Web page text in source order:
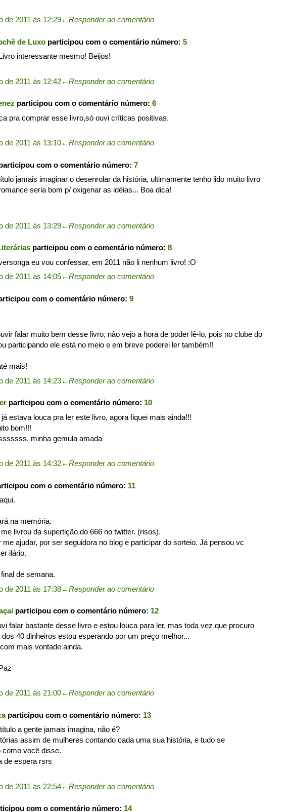
de 2011 às 12:29←Responder ao comentário
de Luxo participou com o comentário número: 5
interessante mesmo! Beijos!
de 2011 às 12:42←Responder ao comentário
participou com o comentário número: 6
pra comprar esse livro,só ouvi críticas positivas.
de 2011 às 13:10←Responder ao comentário
com o comentário número: 7
jamais imaginar o desenrolar da história, ultimamente tenho lido muito livro
seria bom p/ oxigenar as idéias... Boa dica!
de 2011 às 13:29←Responder ao comentário
participou com o comentário número: 8
eu vou confessar, em 2011 não li nenhum livro! :O
de 2011 às 14:05←Responder ao comentário
com o comentário número: 9
falar muito bem desse livro, não vejo a hora de poder lê-lo, pois no clube do
participando ele está no meio e em breve poderei ler também!!
mais!
de 2011 às 14:23←Responder ao comentário
participou com o comentário número: 10
estava louca pra ler este livro, agora fiquei mais ainda!!!
bom!!!
minha gemula amada
de 2011 às 14:32←Responder ao comentário
com o comentário número: 11
na memória.
livrou da supertição do 666 no twitter. (risos).
me ajudar, por ser seguidora no blog e participar do sorteio. Já pensou vc
ilário.
de semana.
de 2011 às 17:38←Responder ao comentário
participou com o comentário número: 12
falar bastante desse livro e estou louca para ler, mas toda vez que procuro
40 dinheiros estou esperando por um preço melhor...
mais vontade ainda.
de 2011 às 21:00←Responder ao comentário
participou com o comentário número: 13
a gente jamais imagina, não é?
assim de mulheres contando cada uma sua história, e tudo se
como você disse.
de espera rsrs
de 2011 às 22:54←Responder ao comentário
com o comentário número: 14